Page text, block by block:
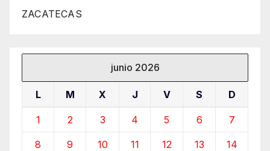
ZACATECAS
junio 2026
L M X J V S D
1 2 3 4 5 6 7
8 9 10 11 12 13 14